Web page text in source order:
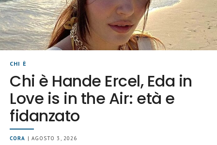
CHI È
Chi è Hande Ercel, Eda in
Love is in the Air: età e
fidanzato
CORA | AGOSTO 3, 2026